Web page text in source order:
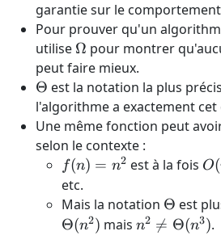
garantie sur le
Pour prouver qu'un
utilise \Omega
Ω pour montrer
peut faire mieux.
\Theta
Θ est la notation la plus
l'algorithme a exactement
Une même fonction peut
selon le contexte :
f(n)
=
n^2
f(n) = n2 est à la fois O(
etc.
Mais la notation \Theta
Θ est
Θ(n2) mais n^2 \neq
n2 
= Θ(n3).